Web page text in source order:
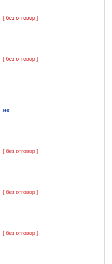
[ без отговор ]
[ без отговор ]
не
[ без отговор ]
[ без отговор ]
[ без отговор ]